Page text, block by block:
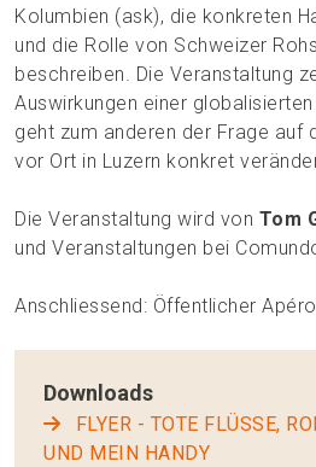
Kolumbien (ask), die konkreten
und die Rolle von Schweizer
beschreiben. Die Veranstaltung
Auswirkungen einer
geht zum anderen der Frage auf
vor Ort in Luzern konkret
Die Veranstaltung wird von Tom
und Veranstaltungen bei
Anschliessend: Öffentlicher Apéro
Downloads
FLYER - TOTE FLÜSSE,
UND MEIN HANDY